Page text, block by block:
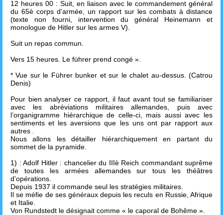
12 heures 00 : Suit, en liaison avec le commandement général
du 65è corps d’armée, un rapport sur les combats à distance
(texte non fourni, intervention du général Heinemann et
monologue de Hitler sur les armes V).
Suit un repas commun.
Vers 15 heures. Le führer prend congé ».
* Vue sur le Führer bunker et sur le chalet au-dessus. (Catrou
Denis)
Pour bien analyser ce rapport, il faut avant tout se familiariser
avec les abréviations militaires allemandes, puis avec
l’organigramme hiérarchique de celle-ci, mais aussi avec les
sentiments et les aversions que les uns ont par rapport aux
autres .
Nous allons les détailler hiérarchiquement en partant du
sommet de la pyramide.
1) : Adolf Hitler : chancelier du IIIè Reich commandant suprême
de toutes les armées allemandes sur tous les théâtres
d’opérations.
Depuis 1937 il commande seul les stratégies militaires.
Il se méfie de ses généraux depuis les reculs en Russie, Afrique
et Italie.
Von Rundstedt le désignait comme « le caporal de Bohême ».